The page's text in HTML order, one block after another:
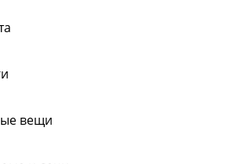
вещи